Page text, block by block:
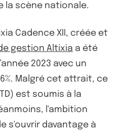
la scène nationale.
Cadence XII, créée et
gestion Altixia a été
2023 avec un
Malgré cet attrait, ce
est soumis à la
l'ambition
s'ouvrir davantage à